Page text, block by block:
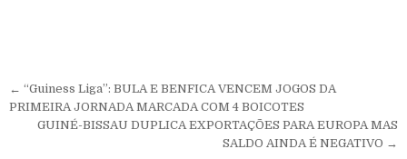
Navegação de Post
← “Guiness Liga”: BULA E BENFICA VENCEM JOGOS DA
PRIMEIRA JORNADA MARCADA COM 4 BOICOTES
GUINÉ-BISSAU DUPLICA EXPORTAÇÕES PARA EUROPA MAS
SALDO AINDA É NEGATIVO →